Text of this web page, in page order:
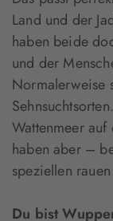
Land und der
haben beide
und der
Normalerweise
Wattenmeer
haben aber –
speziellen
Du bist